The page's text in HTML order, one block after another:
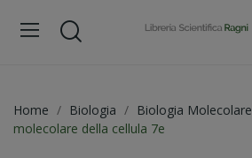
Home Biologia Biologia Molecolare
molecolare della cellula 7e